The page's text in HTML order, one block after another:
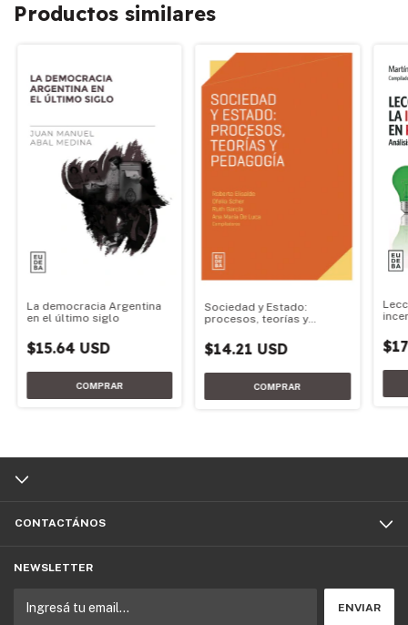
Productos similares
La democracia Argentina
en el último siglo
$15.64 USD
Sociedad y Estado:
procesos, teorías y
$14.21 USD
CONTACTÁNOS
NEWSLETTER